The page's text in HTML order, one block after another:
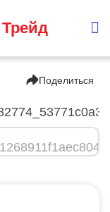
Поделиться